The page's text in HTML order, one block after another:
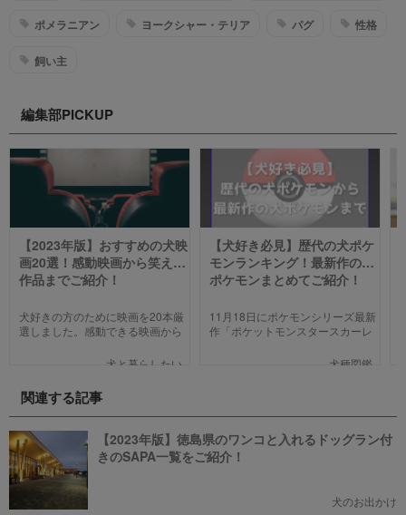
ポメラニアン ヨークシャー・テリア パグ 性格
飼い主
編集部PICKUP
【2023年版】おすすめの犬映
画20選！感動映画から笑える
作品までご紹介！
犬好きの方のために映画を20本厳
選しました。感動できる映画から
で、犬の名作映画を邦画7本,洋画7
ぞれの映画の魅力やあらすじを短
い文章で簡潔に紹介しています。
映画選びの参考にしていただけれ
ばと思います。
犬と暮らしたい
【犬好き必見】歴代の犬ポケ
モンランキング！最新作の犬
ポケモンまとめてご紹介！
11月18日にポケモンシリーズ最新
作「ポケットモンスタースカーレ
オレット」が世界同時発売しまし
った方も、可愛くてかっこいい犬
モチーフのポケモンにメロメロに
なっちゃうかも。
犬種図鑑
関連する記事
【2023年版】徳島県のワンコと入れるドッグラン付
きのSAPA一覧をご紹介！
犬のお出かけ